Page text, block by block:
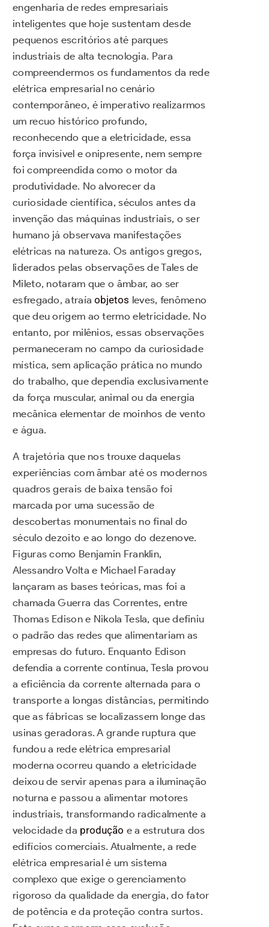
engenharia de redes empresariais
inteligentes que hoje sustentam desde
pequenos escritórios até parques
industriais de alta tecnologia. Para
compreendermos os fundamentos da rede
elétrica empresarial no cenário
contemporâneo, é imperativo realizarmos
um recuo histórico profundo,
reconhecendo que a eletricidade, essa
força invisível e onipresente, nem sempre
foi compreendida como o motor da
produtividade. No alvorecer da
curiosidade científica, séculos antes da
invenção das máquinas industriais, o ser
humano já observava manifestações
elétricas na natureza. Os antigos gregos,
liderados pelas observações de Tales de
Mileto, notaram que o âmbar, ao ser
esfregado, atraíaobjetos leves, fenômeno
que deu origem ao termo eletricidade. No
entanto, por milênios, essas observações
permaneceram no campo da curiosidade
mística, sem aplicação prática no mundo
do trabalho, que dependia exclusivamente
da força muscular, animal ou da energia
mecânica elementar de moinhos de vento
e água.
A trajetória que nos trouxe daquelas
experiências com âmbar até os modernos
quadros gerais de baixa tensão foi
marcada por uma sucessão de
descobertas monumentais no final do
século dezoito e ao longo do dezenove.
Figuras como Benjamin Franklin,
Alessandro Volta e Michael Faraday
lançaram as bases teóricas, mas foi a
chamada Guerra das Correntes, entre
Thomas Edison e Nikola Tesla, que definiu
o padrão das redes que alimentariam as
empresas do futuro. Enquanto Edison
defendia a corrente contínua, Tesla provou
a eficiência da corrente alternada para o
transporte a longas distâncias, permitindo
que as fábricas se localizassem longe das
usinas geradoras. A grande ruptura que
fundou a rede elétrica empresarial
moderna ocorreu quando a eletricidade
deixou de servir apenas para a iluminação
noturna e passou a alimentar motores
industriais, transformando radicalmente a
velocidade da produção e a estrutura dos
edifícios comerciais. Atualmente, a rede
elétrica empresarial é um sistema
complexo que exige o gerenciamento
rigoroso da qualidade da energia, do fator
de potência e da proteção contra surtos.